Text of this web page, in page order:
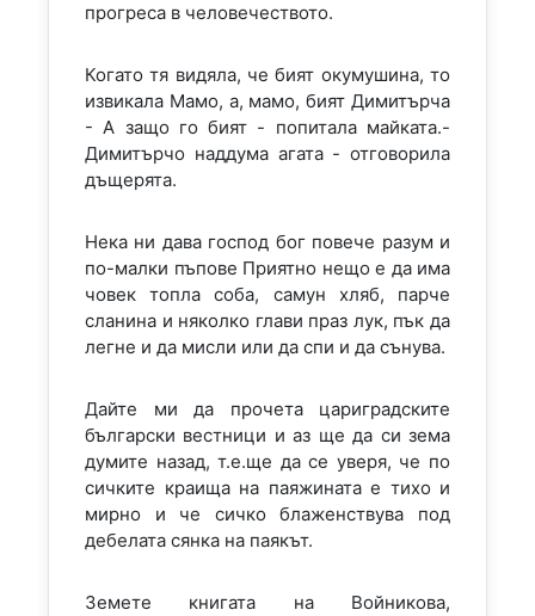
прогреса в человечеството.
Когато тя видяла, че бият окумушина, то
извикала Мамо, а, мамо, бият Димитърча
- А защо го бият - попитала майката.-
Димитърчо наддума агата - отговорила
дъщерята.
Нека ни дава господ бог повече разум и
по-малки пъпове Приятно нещо е да има
човек топла соба, самун хляб, парче
сланина и няколко глави праз лук, пък да
легне и да мисли или да спи и да сънува.
Дайте ми да прочета цариградските
български вестници и аз ще да си зема
думите назад, т.е.ще да се уверя, че по
сичките краища на паяжината е тихо и
мирно и че сичко блаженствува под
дебелата сянка на паякът.
Земете книгата на Войникова,